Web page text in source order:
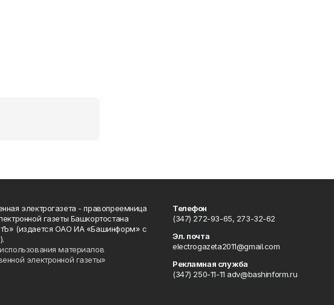
электрогазета - правопреемница
газеты Башкортостана
(издается ОАО ИА «Башинформ» с
материалов
электронной газеты»
Телефон
(347) 272-93-65, 273-32-62
Эл. почта
electrogazeta2011@gmail.com
Рекламная служба
(347) 250-11-11 adv@bashinform.ru